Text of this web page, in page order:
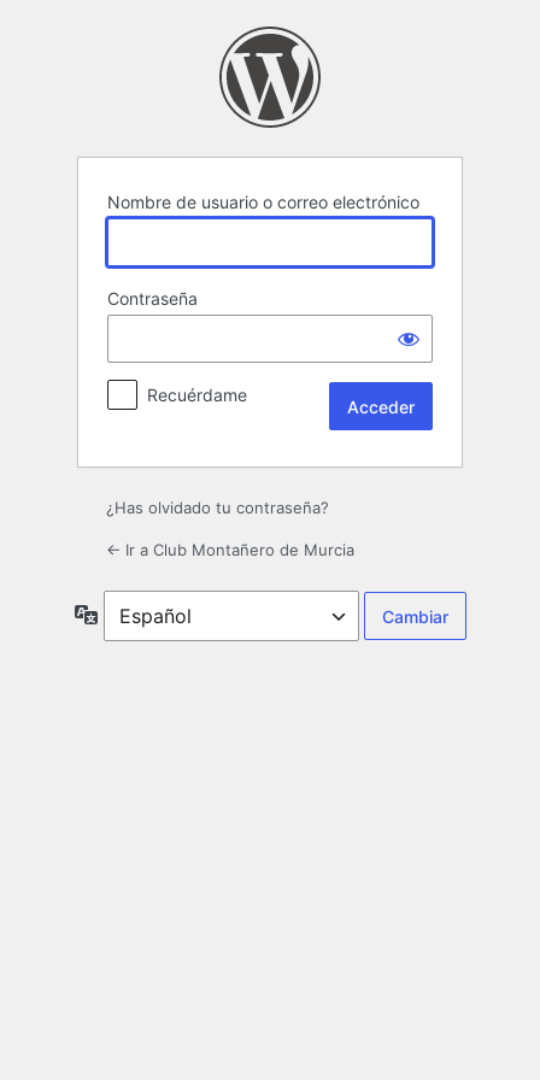
Nombre de usuario o correo electrónico
Contraseña
Recuérdame
¿Has olvidado tu contraseña?
← Ir a Club Montañero de Murcia
Idioma